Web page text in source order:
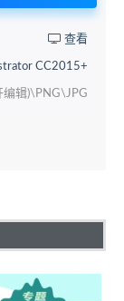
查看
CC2015+
编辑)\PNG\JPG